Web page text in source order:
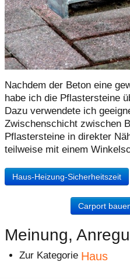
Nachdem der Beton eine
habe ich die Pflastersteine
Dazu verwendete ich
Zwischenschicht zwischen
Pflastersteine in direkter
teilweise mit einem
Haus-Heizung-Sicherheitszeit
Carport
Meinung,
Zur Kategorie Haus